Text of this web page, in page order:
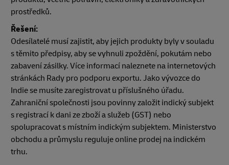
prostředků.
Řešení:
Odesílatelé musí zajistit, aby jejich produkty byly v souladu
s těmito předpisy, aby se vyhnuli zpoždění, pokutám nebo
zabavení zásilky. Více informací naleznete na internetových
stránkách Rady pro podporu exportu. Jako vývozce do
Indie se musíte zaregistrovat u příslušného úřadu.
Zahraniční společnosti jsou povinny založit indický subjekt
s registrací k dani ze zboží a služeb (GST) nebo
spolupracovat s místním indickým subjektem. Ministerstvo
obchodu a průmyslu reguluje online prodej na indickém
trhu.